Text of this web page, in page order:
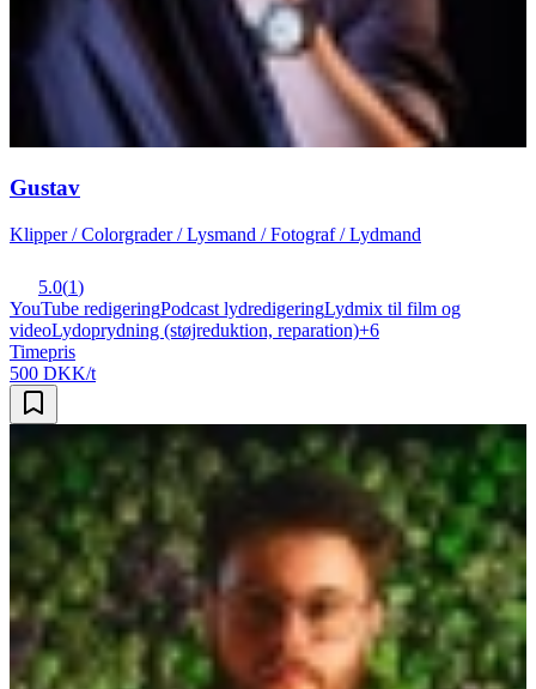
Gustav
Klipper / Colorgrader / Lysmand / Fotograf / Lydmand
5.0(1)
YouTube redigeringPodcast lydredigeringLydmix til film og
videoLydoprydning (støjreduktion, reparation)+6
Timepris
500 DKK/t